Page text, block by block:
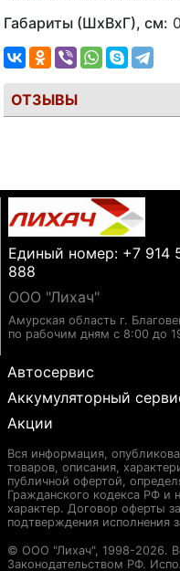
Габариты (ШхВхГ), см: 0
ОТЗЫВЫ
Единый номер: +7 914
888
ООО "Лихач"
Амурская область г.
по рабочим дням с 8:00 до
Автосервис
Аккумуляторный
Акции
Вся информация,
товаров, описания,
публичной офертой,
Гражданского кодекса РФ и
характер. Договор оферты
подтверждения исполнения
© ООО "Лихач", 1998-2026.
Законодательством РФ.